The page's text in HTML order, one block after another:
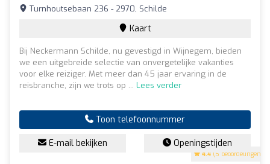
4.4 (5 beoordelingen)
Turnhoutsebaan 236 - 2970, Schilde
Kaart
Bij Neckermann Schilde, nu gevestigd in Wijnegem, bieden
we een uitgebreide selectie van onvergetelijke vakanties
voor elke reiziger. Met meer dan 45 jaar ervaring in de
reisbranche, zijn we trots op ... Lees verder
Toon telefoonnummer
E-mail bekijken Openingstijden